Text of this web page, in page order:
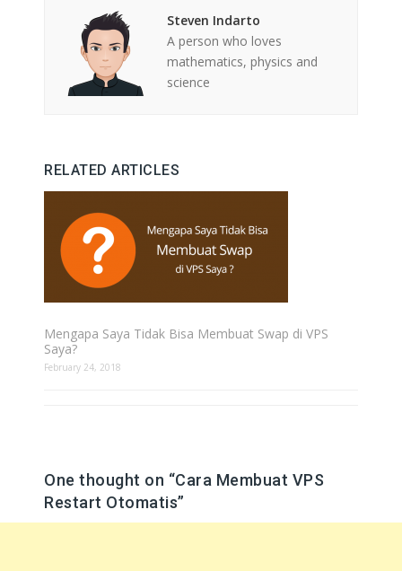
Steven Indarto
A person who loves
mathematics, physics and
science
RELATED ARTICLES
Mengapa Saya Tidak Bisa Membuat Swap di VPS
Saya?
February 24, 2018
One thought on “Cara Membuat VPS
Restart Otomatis”